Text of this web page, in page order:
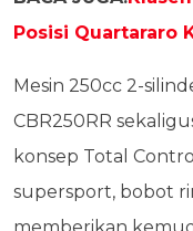
Posisi Quartararo
Mesin 250cc 2-
CBR250RR
konsep Total
supersport, bobot
memberikan